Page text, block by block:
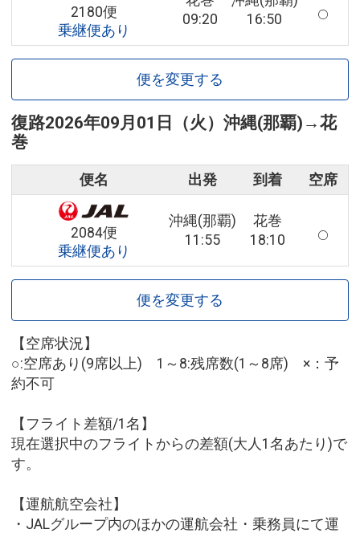
2180便
乗継便あり
09:20
16:50
便を変更する
復路2026年09月01日（火） 沖縄(那覇) →花
巻
便名 出発 到着 空席
2084便
乗継便あり
沖縄(那覇)
11:55
花巻
18:10
便を変更する
【空席状況】
○:空席あり(9席以上) 1～8:残席数(1～8席) ×：予
約不可
【フライト差額/1名】
現在選択中のフライトからの差額(大人1名あたり)で
す。
【運航航空会社】
・JALグループ内のほかの運航会社・乗務員にて運